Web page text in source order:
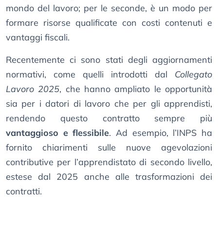
mondo del lavoro; per le seconde, è un modo per
formare risorse qualificate con costi contenuti e
vantaggi fiscali.
Recentemente ci sono stati degli aggiornamenti
normativi, come quelli introdotti dal Collegato
Lavoro 2025, che hanno ampliato le opportunità
sia per i datori di lavoro che per gli apprendisti,
rendendo questo contratto sempre più
vantaggioso e flessibile. Ad esempio, l’INPS ha
fornito chiarimenti sulle nuove agevolazioni
contributive per l’apprendistato di secondo livello,
estese dal 2025 anche alle trasformazioni dei
contratti.